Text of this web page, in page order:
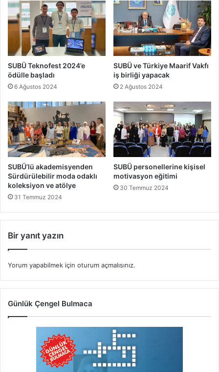
SUBÜ Teknofest 2024’e
ödülle başladı
6 Ağustos 2024
SUBÜ ve Türkiye Maarif Vakfı
iş birliği yapacak
2 Ağustos 2024
SUBÜ’lü akademisyenden
Sürdürülebilir moda odaklı
koleksiyon ve atölye
31 Temmuz 2024
SUBÜ personellerine kişisel
motivasyon eğitimi
30 Temmuz 2024
Bir yanıt yazın
Yorum yapabilmek için oturum açmalısınız.
Günlük Çengel Bulmaca